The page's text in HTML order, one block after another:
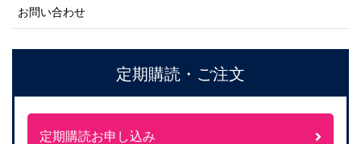
お問い合わせ
定期購読・ご注文
定期購読お申し込み